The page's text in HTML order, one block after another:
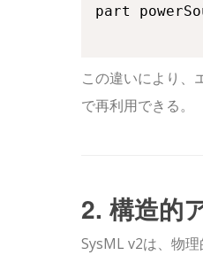
part
この違いにより、
で再利用できる。
2. 構造的
SysML v2は、物